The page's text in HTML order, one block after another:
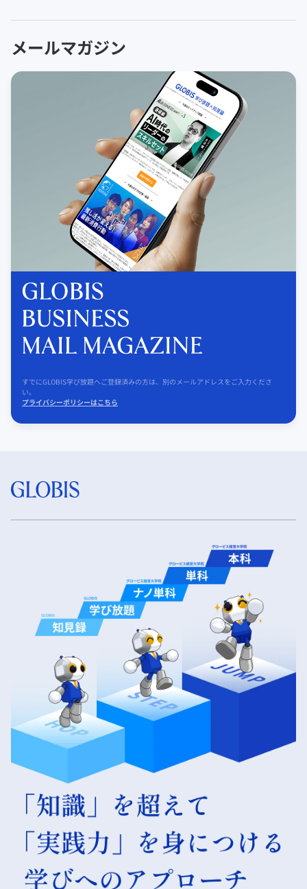
メールマガジン
すでにGLOBIS学び放題へご登録済みの方は、別のメールアドレスをご入力くださ
い。
プライバシーポリシーはこちら